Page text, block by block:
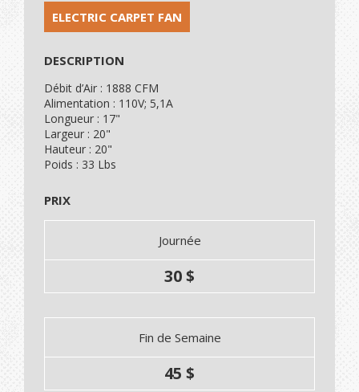
ELECTRIC CARPET FAN
DESCRIPTION
Débit d’Air : 1888 CFM
Alimentation : 110V; 5,1A
Longueur : 17"
Largeur : 20"
Hauteur : 20"
Poids : 33 Lbs
PRIX
Journée
30 $
Fin de Semaine
45 $